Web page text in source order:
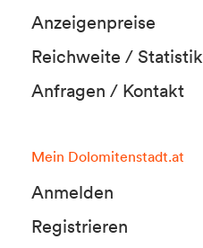
Anzeigenpreise
Reichweite / Statistik
Anfragen / Kontakt
Mein Dolomitenstadt.at
Anmelden
Registrieren